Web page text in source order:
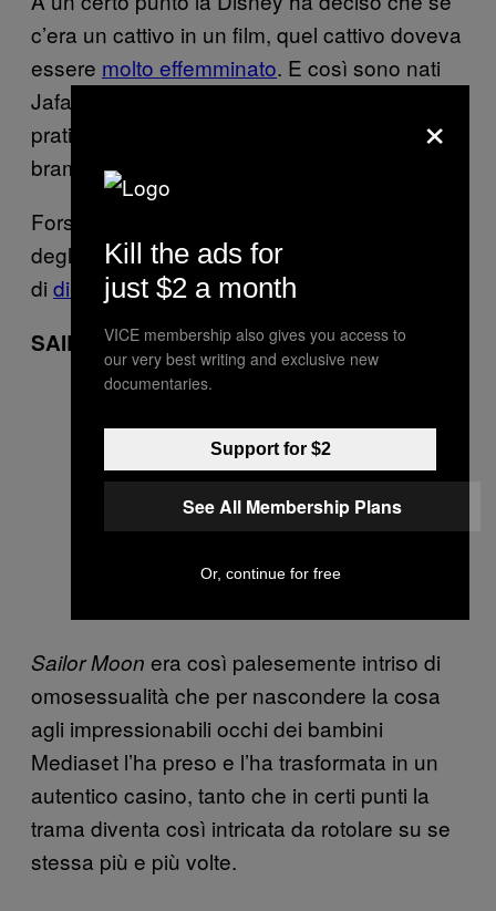
c’era un cattivo in un film, quel cattivo doveva
essere molto effemminato. E così sono nati
Jafar, Scar e il cattivo di
praticamente interscambiabili nei loro modi,
brame di potere e omosessualità latente.
Forse era solo scarsa fantasia nella stanza
degli sceneggiatori, o forse stavano cercando
di dirci qualcosa.
SAILOR MOON
Sailor Moon era così palesemente intriso di
omosessualità che per nascondere la cosa
agli impressionabili occhi dei bambini
Mediaset l’ha preso e l’ha trasformata in un
autentico casino, tanto che in certi punti la
trama diventa così intricata da rotolare su se
stessa più e più volte.
×
Kill the ads for
just $2 a month
VICE membership also gives you access to
our very best writing and exclusive new
documentaries.
Support for $2
See All Membership Plans
Or, continue for free